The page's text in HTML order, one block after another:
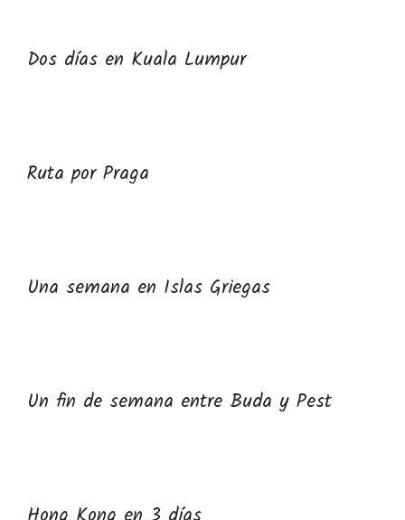
Dos días en Kuala Lumpur
Ruta por Praga
Una semana en Islas Griegas
Un fin de semana entre Buda y Pest